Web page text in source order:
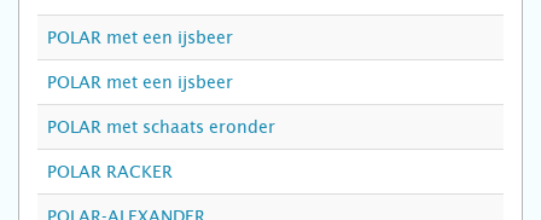
POLAR met een ijsbeer
POLAR met een ijsbeer
POLAR met schaats eronder
POLAR RACKER